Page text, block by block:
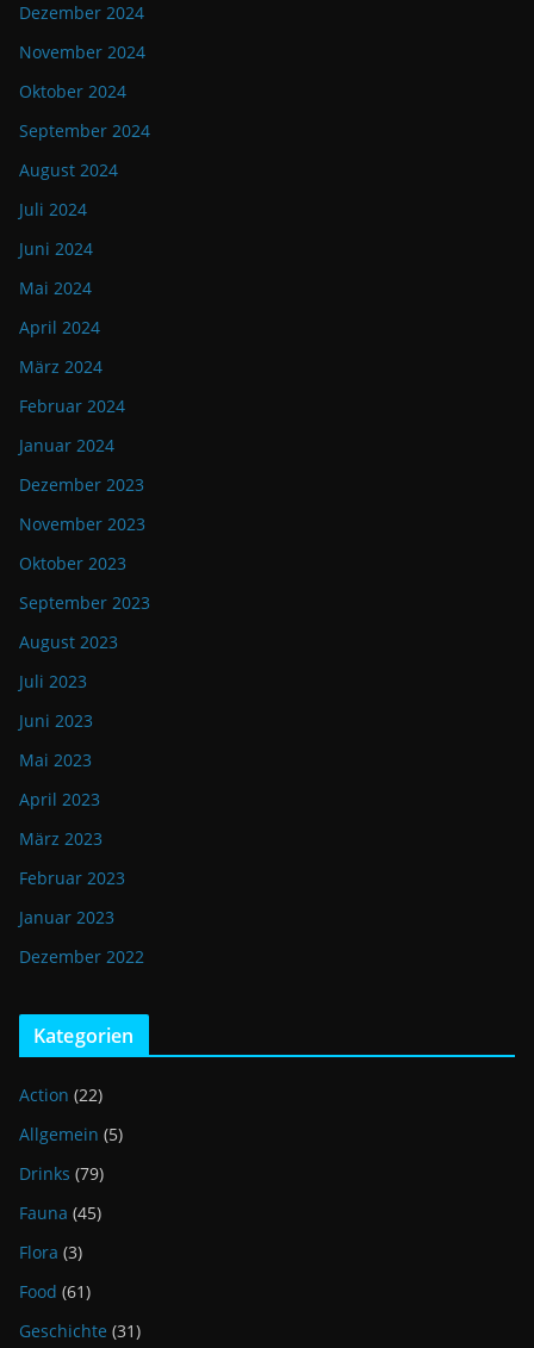
Dezember 2024
November 2024
Oktober 2024
September 2024
August 2024
Juli 2024
Juni 2024
Mai 2024
April 2024
März 2024
Februar 2024
Januar 2024
Dezember 2023
November 2023
Oktober 2023
September 2023
August 2023
Juli 2023
Juni 2023
Mai 2023
April 2023
März 2023
Februar 2023
Januar 2023
Dezember 2022
Kategorien
Action (22)
Allgemein (5)
Drinks (79)
Fauna (45)
Flora (3)
Food (61)
Geschichte (31)